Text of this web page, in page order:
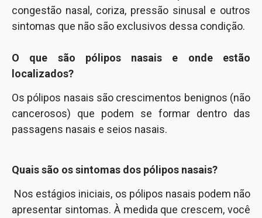
congestão nasal, coriza, pressão sinusal e outros
sintomas que não são exclusivos dessa condição.
O que são pólipos nasais e onde estão
localizados?
Os pólipos nasais são crescimentos benignos (não
cancerosos) que podem se formar dentro das
passagens nasais e seios nasais.
Quais são os sintomas dos pólipos nasais?
Nos estágios iniciais, os pólipos nasais podem não
apresentar sintomas. À medida que crescem, você